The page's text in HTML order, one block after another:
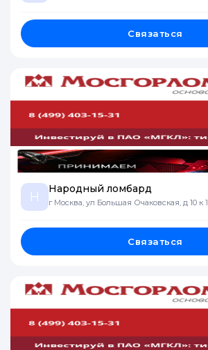
Связаться
Н
Народный ломбард
г Москва, ул Большая Очаковская, д 10 к 1
Связаться